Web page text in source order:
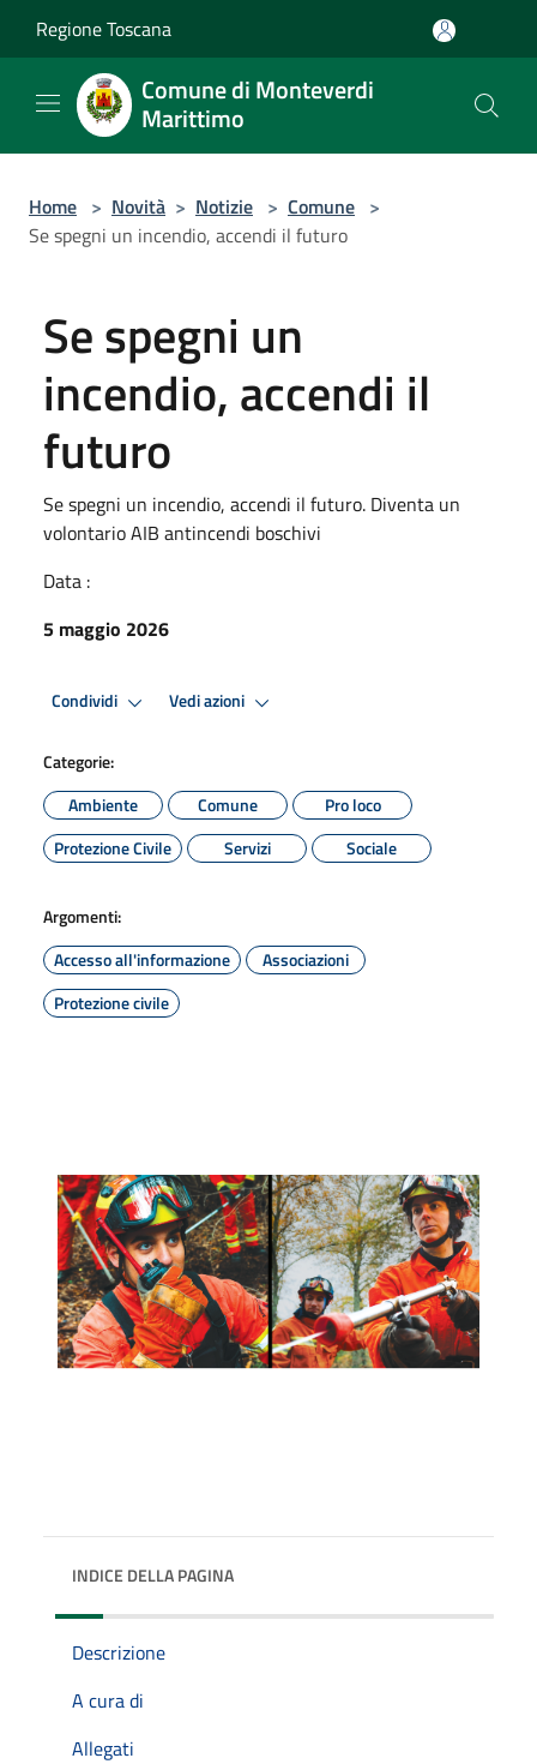
Regione Toscana
Comune di Monteverdi
Marittimo
Home > Novità > Notizie > Comune >
Se spegni un incendio, accendi il futuro
Se spegni un
incendio, accendi il
futuro
Se spegni un incendio, accendi il futuro. Diventa un
volontario AIB antincendi boschivi
Data :
5 maggio 2026
Condividi Vedi azioni
Categorie:
Ambiente
Comune
Pro loco
Protezione Civile
Servizi Sociale
Argomenti:
Accesso all'informazione
Associazioni
Protezione civile
INDICE DELLA PAGINA
Descrizione
A cura di
Allegati